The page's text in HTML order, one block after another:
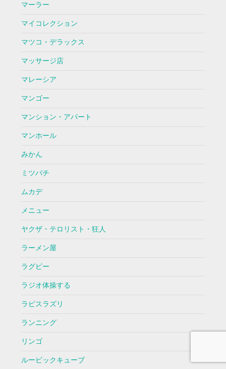
マーラー
マイコレクション
マツコ・デラックス
マッサージ店
マレーシア
マンゴー
マンション・アパート
マンホール
みかん
ミツバチ
ムカデ
メニュー
ヤクザ・テロリスト・狂人
ラーメン屋
ラグビー
ラジオ体操する
ラピスラズリ
ランニング
リンゴ
ルービックキューブ